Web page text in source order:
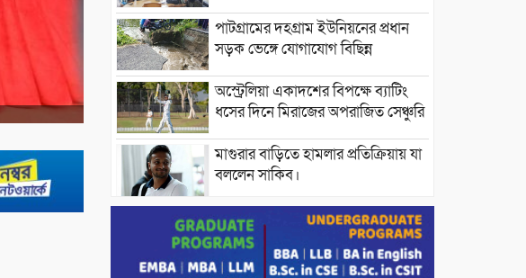
পাটগ্রামের দহগ্রাম ইউনিয়নের প্রধান
সড়ক ভেঙ্গে যোগাযোগ বিছিন্ন
অস্ট্রেলিয়া একাদশের বিপক্ষে ব্যাটিং
ধসের দিনে মিরাজের অপরাজিত সেঞ্চুরি
মাগুরার বাড়িতে হামলার প্রতিক্রিয়ায় যা
বললেন সাকিব।
দেশীয় পাঁচ প্রজাতির ছোট মাছে
উদ্বেগজনক মাত্রায় মাইক্রোপ্লাস্টিকের
উপস্থিতি শনাক্ত ।